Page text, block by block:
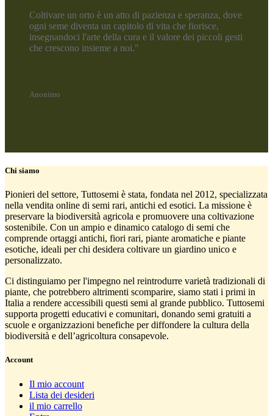
Coltivare un orto è un atto di pazienza e speranza, dove
ogni seme diventa un capitolo di vita che fiorisce,
insegnandoci l'arte della cura e il valore dei piccoli gesti
che crescono insieme a noi."
Anonimo
Chi siamo
Pionieri del settore, Tuttosemi è stata, fondata nel 2012, specializzata
nella vendita online di semi rari, antichi ed esotici. La missione è
preservare la biodiversità agricola e promuovere una coltivazione
sostenibile. Con un ampio e dinamico catalogo di semi che
comprende ortaggi antichi, fiori rari, piante aromatiche e piante
esotiche, ideali per chi desidera coltivare un giardino unico e
personalizzato.
Ci distinguiamo per l'impegno nel reintrodurre varietà tradizionali di
piante, che potrebbero altrimenti scomparire, siamo stati i primi in
Italia a rendere accessibili questi semi al grande pubblico. Tuttosemi
supporta progetti educativi e comunitari, donando semi gratuiti a
scuole e organizzazioni benefiche per diffondere la cultura della
biodiversità e dell’agricoltura consapevole.
Account
Il mio account
Lista dei desideri
il mio carrello